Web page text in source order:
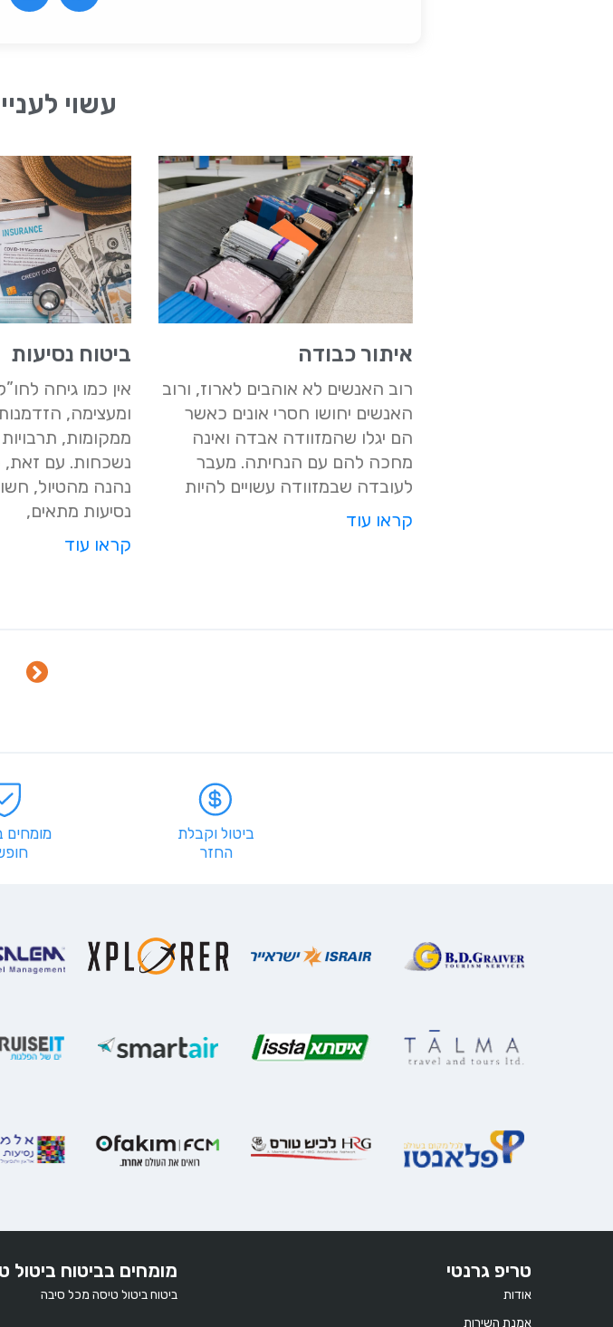
עשוי
איתור כבודה
רוב האנשים לא אוהבים לארוז, ורוב
האנשים יחושו חסרי אונים כאשר
הם יגלו שהמזוודה אבדה ואינה
מחכה להם עם הנחיתה. מעבר
לעובדה שבמזוודה עשויים להיות
קראו עוד
ביטוח נסיעות
אין כמו גיחה
ומעצימה,
ממקומות, תרבויות
נשכחות. עם
נהנה מהטיול,
נסיעות מתאים,
קראו עוד
ביטול וקבלת
החזר
מומחים
טריפ גרנטי
אודות
אמנת השירות
מומחים בביטוח ביטול
ביטוח ביטול טיסה מכל סיבה